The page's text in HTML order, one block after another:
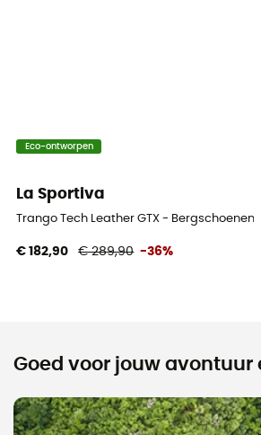
Eco-ontworpen
La Sportiva
Trango Tech Leather GTX - Bergschoenen
€ 182,90 € 289,90 -36%
Goed voor jouw avontuur